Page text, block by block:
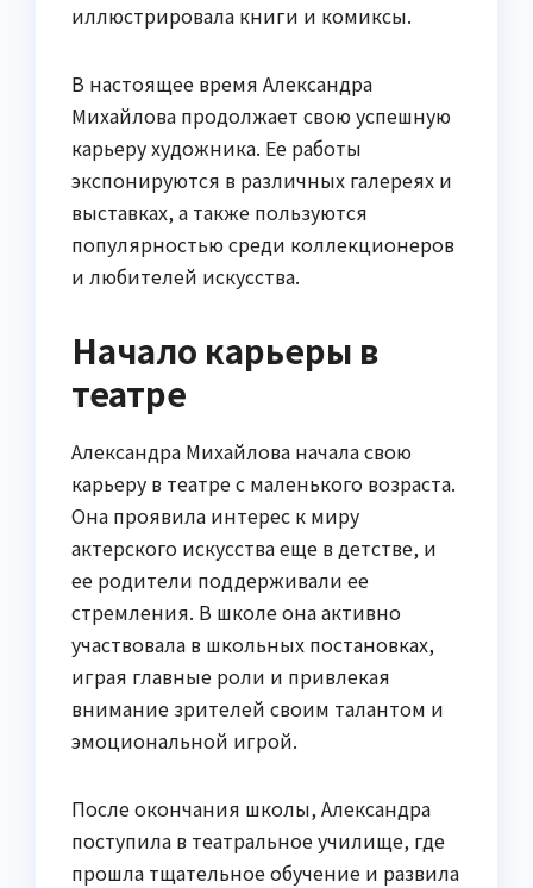
иллюстрировала книги и комиксы.
В настоящее время Александра
Михайлова продолжает свою успешную
карьеру художника. Ее работы
экспонируются в различных галереях и
выставках, а также пользуются
популярностью среди коллекционеров
и любителей искусства.
Начало карьеры в
театре
Александра Михайлова начала свою
карьеру в театре с маленького возраста.
Она проявила интерес к миру
актерского искусства еще в детстве, и
ее родители поддерживали ее
стремления. В школе она активно
участвовала в школьных постановках,
играя главные роли и привлекая
внимание зрителей своим талантом и
эмоциональной игрой.
После окончания школы, Александра
поступила в театральное училище, где
прошла тщательное обучение и развила